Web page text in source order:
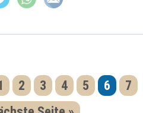
2 3 4 5 6
7